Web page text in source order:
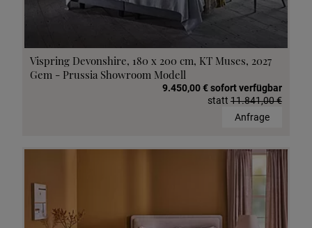
Vispring Devonshire, 180 x 200 cm, KT Muses, 2027
Gem - Prussia Showroom Modell
9.450,00 € sofort verfügbar
statt 11.841,00 €
Anfrage